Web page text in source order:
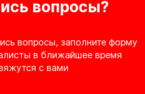
вопросы?
вопросы, заполните форму
в ближайшее время
с вами